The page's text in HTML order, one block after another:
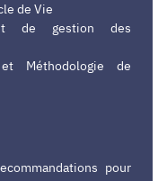
de Vie
de gestion des
Méthodologie de
pour